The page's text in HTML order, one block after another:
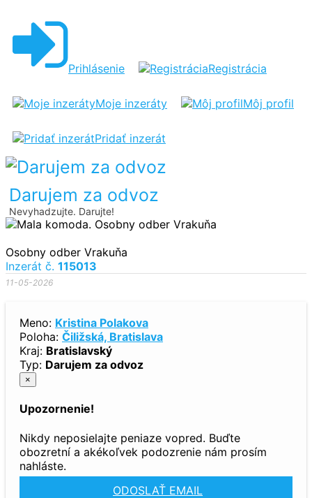
Prihlásenie Registrácia
Moje inzeráty Môj profil
Pridať inzerát
Darujem za odvoz
Nevyhadzujte. Darujte!
Osobny odber Vrakuňa
Inzerát č. 115013
11-05-2026
Meno: Kristina Polakova
Poloha: Čiližská, Bratislava
Kraj: Bratislavský
Typ: Darujem za odvoz
×
Upozornenie!
Nikdy neposielajte peniaze vopred. Buďte
obozretní a akékoľvek podozrenie nám prosím
nahláste.
ODOSLAŤ EMAIL